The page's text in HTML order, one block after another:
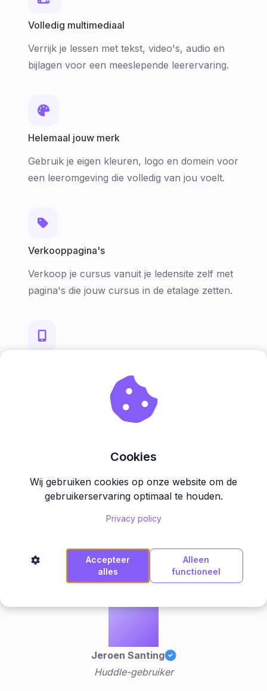
Volledig multimediaal
Verrijk je lessen met tekst, video's, audio en
bijlagen voor een meeslepende leerervaring.
Helemaal jouw merk
Gebruik je eigen kleuren, logo en domein voor
een leeromgeving die volledig van jou voelt.
Verkooppagina's
Verkoop je cursus vanuit je ledensite zelf met
pagina's die jouw cursus in de etalage zetten.
Geef leden overal toegang tot je programma
via de gebruiksvriendelijke Huddle-app.
★★★★★
"Alles staat nu op één plek: mijn cursussen, mijn
het heerlijk overzichtelijken ik hou er zelf
uren per week aan over."
Jeroen Santing
Huddle-gebruiker
Cookies
Wij gebruiken cookies op onze website om de
gebruikerservaring optimaal te houden.
Privacy policy
Alleen
functioneel
Accepteer
alles